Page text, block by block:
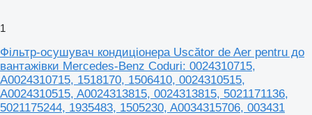
1
Фільтр-осушувач кондиціонера Uscător de Aer pentru до
вантажівки Mercedes-Benz Coduri: 0024310715,
A0024310715, 1518170, 1506410, 0024310515,
A0024310515, A0024313815, 0024313815, 5021171136,
5021175244, 1935483, 1505230, A0034315706, 003431